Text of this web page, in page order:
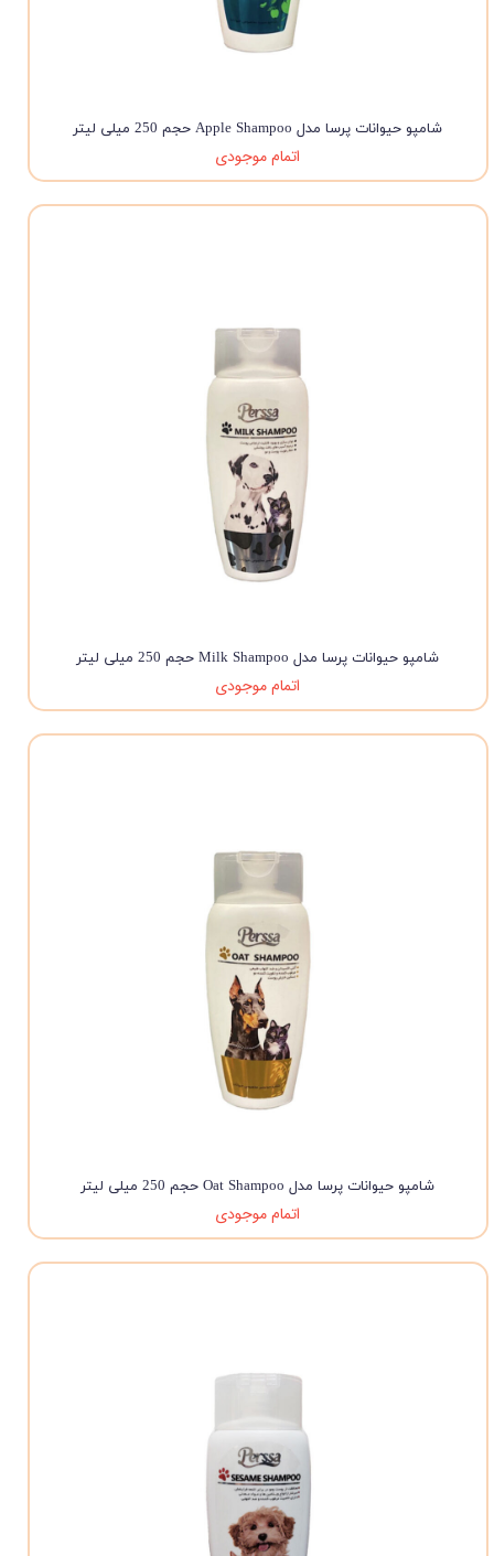
شامپو حیوانات پرسا مدل Apple Shampoo حجم 250 میلی لیتر
اتمام موجودی
شامپو حیوانات پرسا مدل Milk Shampoo حجم 250 میلی لیتر
اتمام موجودی
شامپو حیوانات پرسا مدل Oat Shampoo حجم 250 میلی لیتر
اتمام موجودی